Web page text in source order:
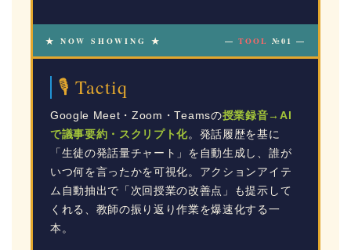
★ NOW SHOWING ★ — TOOL №01 —
🎙 Tactiq
Google Meet・Zoom・Teamsの授業録音→AI
で議事要約・スクリプト化。発話履歴を基に
「生徒の発話量チャート」を自動生成し、誰が
いつ何を言ったかを可視化。アクションアイテ
ム自動抽出で「次回授業の改善点」も提示して
くれる、教師の振り返り作業を爆速化する一
本。